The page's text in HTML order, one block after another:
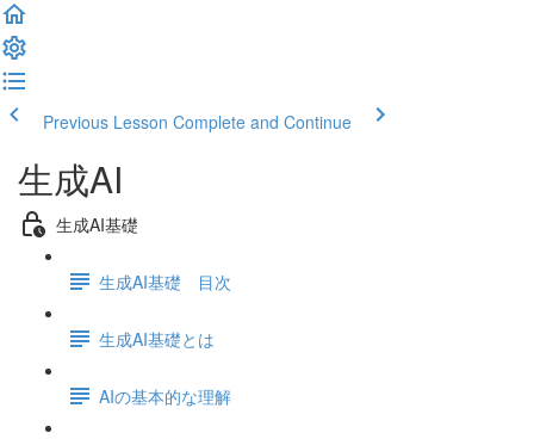
Previous Lesson Complete and Continue
生成AI
生成AI基礎
生成AI基礎 目次
生成AI基礎とは
AIの基本的な理解